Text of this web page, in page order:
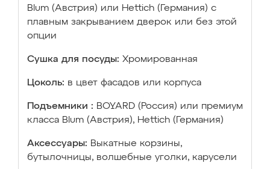
Blum (Австрия) или Hettich (Германия) с
плавным закрыванием дверок или без этой
опции
Сушка для посуды: Хромированная
Цоколь: в цвет фасадов или корпуса
Подъемники : BOYARD (Россия) или премиум
класса Blum (Австрия), Hettich (Германия)
Аксессуары: Выкатные корзины,
бутылочницы, волшебные уголки, карусели